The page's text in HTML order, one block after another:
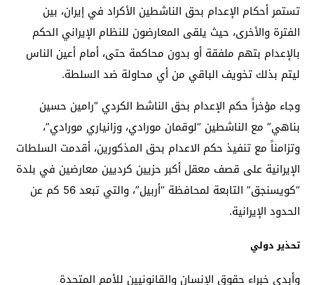
تستمر أحكام الإعدام بحق الناشطين الأكراد في إيران، بين
الفترة والأخرى، حيث يلقى المعارضون للنظام الإيراني الحكم
بالإعدام بتهم ملفقة أو بدون محاكمة حتى، أمام أعين الناس
ليتم بذلك تخويف الباقي من أي محاولة ضد السلطة.
وجاء مؤخراً حكم الإعدام بحق الناشط الكردي “رامين حسين
بناهي” مع الناشطين “لوقمان مورادي، وزانياري مورادي”،
وتزامناً مع تنفيذ حكم الاعدام بحق المذكورين، أقدمت السلطات
الإيرانية على قصف معقل أكبر حزيين كرديين معارضين في بلدة
“كويسنجق” التابعة لمحافظة “أربيل”، والتي تبعد 56 كم عن
الحدود الإيرانية.
تحذير دولي
وأبدى خبراء حقوق الإنسان والقانونيين للأمم المتحدة